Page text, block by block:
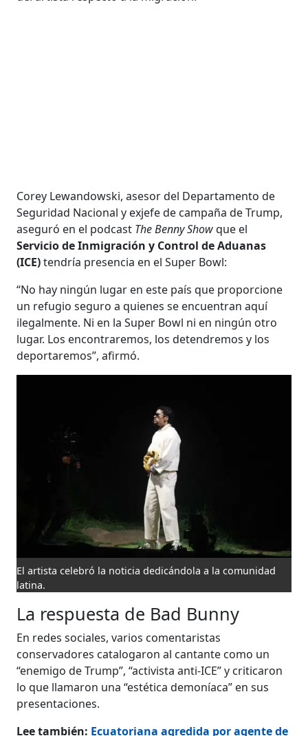
Corey Lewandowski, asesor del Departamento de
Seguridad Nacional y exjefe de campaña de Trump,
aseguró en el podcast The Benny Showque el
Servicio de Inmigración y Control de Aduanas
(ICE)tendría presencia en el Super Bowl:
“No hay ningún lugar en este país que proporcione
un refugio seguro a quienes se encuentran aquí
ilegalmente. Ni en la Super Bowl ni en ningún otro
lugar. Los encontraremos, los detendremos y los
deportaremos”, afirmó.
El artista celebró la noticia dedicándola a la comunidad
latina.
La respuesta de Bad Bunny
En redes sociales, varios comentaristas
conservadores catalogaron al cantante como un
“enemigo de Trump”, “activista anti-ICE” y criticaron
lo que llamaron una “estética demoníaca” en sus
presentaciones.
Lee también: Ecuatoriana agredida por agente de